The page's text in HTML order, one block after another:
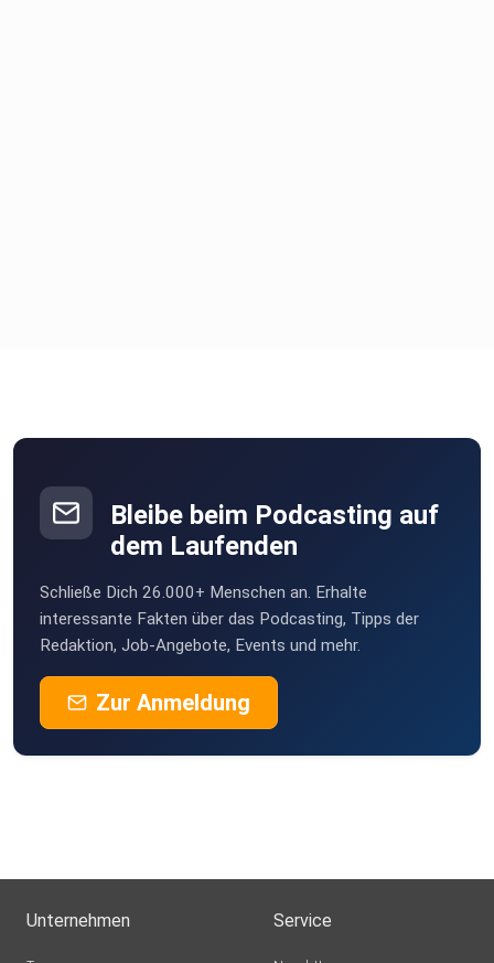
Bleibe beim Podcasting auf
dem Laufenden
Schließe Dich 26.000+ Menschen an. Erhalte
interessante Fakten über das Podcasting, Tipps der
Redaktion, Job-Angebote, Events und mehr.
Zur Anmeldung
Unternehmen Service